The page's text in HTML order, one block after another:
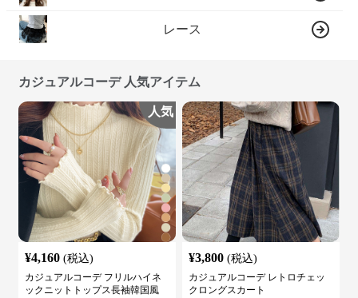
レース
カジュアルコーデ 人気アイテム
人気
¥4,160 (税込)
カジュアルコーデ フリルハイネ
ックニットトップス長袖韓国風
¥3,800 (税込)
カジュアルコーデ レトロチェッ
クロングスカート